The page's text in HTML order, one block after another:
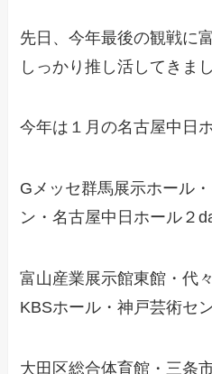
先日、今年最後の観戦に
しっかり推し活してきま
今年は１月の名古屋中日
Gメッセ群馬展示ホール
ン・名古屋中日ホール２
富山産業展示館東館・代
KBSホール・神戸芸術セ
大田区総合体育館・三条